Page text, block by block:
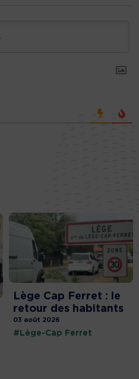
Lège Cap Ferret : le
retour des habitants
03 août 2026
#Lège-Cap Ferret